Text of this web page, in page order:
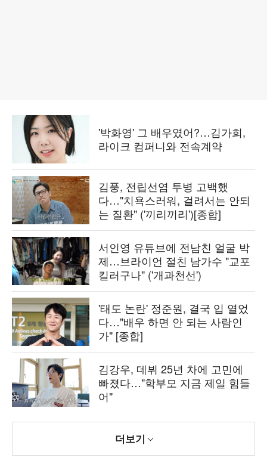
'박화영' 그 배우였어?…김가희,
라이크 컴퍼니와 전속계약
김풍, 전립선염 투병 고백했
다…"치욕스러워, 걸려서는 안되
는 질환" ('끼리끼리')[종합]
서인영 유튜브에 전남친 얼굴 박
제…브라이언 절친 남가수 "교포
킬러구나" ('개과천선')
'태도 논란' 정준원, 결국 입 열었
다…"배우 하면 안 되는 사람인
가" [종합]
김강우, 데뷔 25년 차에 고민에
빠졌다…"학부모 지금 제일 힘들
어"
더보기